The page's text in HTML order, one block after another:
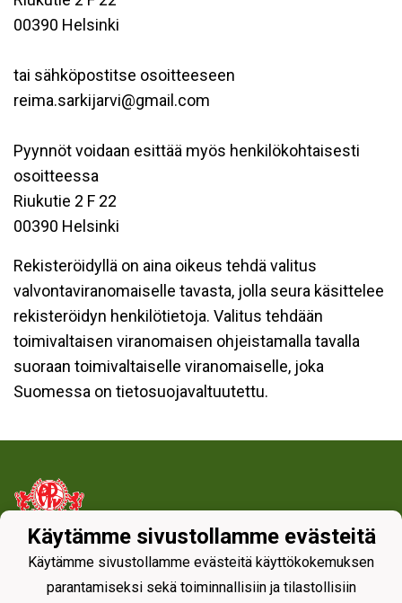
00390 Helsinki
tai sähköpostitse osoitteeseen
reima.sarkijarvi@gmail.com
Pyynnöt voidaan esittää myös henkilökohtaisesti
osoitteessa
Riukutie 2 F 22
00390 Helsinki
Rekisteröidyllä on aina oikeus tehdä valitus
valvontaviranomaiselle tavasta, jolla seura käsittelee
rekisteröidyn henkilötietoja. Valitus tehdään
toimivaltaisen viranomaisen ohjeistamalla tavalla
suoraan toimivaltaiselle viranomaiselle, joka
Suomessa on tietosuojavaltuutettu.
Tietosuojaseloste
Käytämme sivustollamme evästeitä
Käytämme sivustollamme evästeitä käyttökokemuksen
parantamiseksi sekä toiminnallisiin ja tilastollisiin